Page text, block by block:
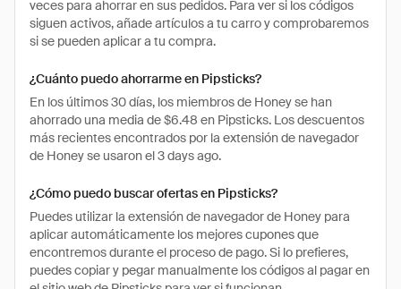
veces para ahorrar en sus pedidos. Para ver si los códigos
siguen activos, añade artículos a tu carro y comprobaremos
si se pueden aplicar a tu compra.
¿Cuánto puedo ahorrarme en Pipsticks?
En los últimos 30 días, los miembros de Honey se han
ahorrado una media de $6.48 en Pipsticks. Los descuentos
más recientes encontrados por la extensión de navegador
de Honey se usaron el 3 days ago.
¿Cómo puedo buscar ofertas en Pipsticks?
Puedes utilizar la extensión de navegador de Honey para
aplicar automáticamente los mejores cupones que
encontremos durante el proceso de pago. Si lo prefieres,
puedes copiar y pegar manualmente los códigos al pagar en